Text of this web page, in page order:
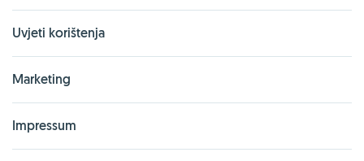
Uvjeti korištenja
Marketing
Impressum